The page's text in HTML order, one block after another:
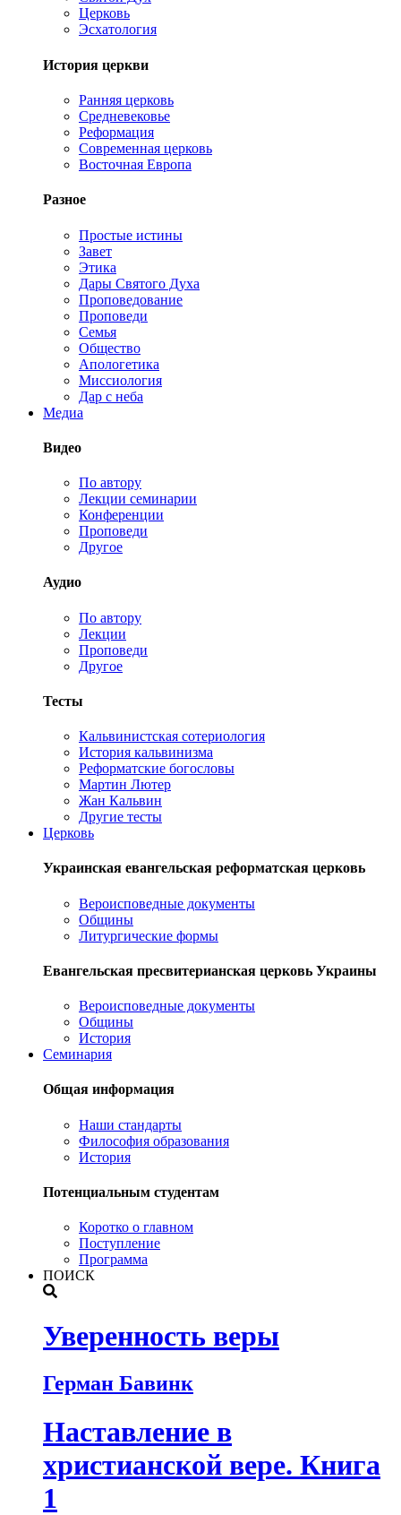
Церковь
Эсхатология
История церкви
Ранняя церковь
Средневековье
Реформация
Современная церковь
Восточная Европа
Разное
Простые истины
Завет
Этика
Дары Святого Духа
Проповедование
Проповеди
Семья
Общество
Апологетика
Миссиология
Дар с неба
Медиа
Видео
По автору
Лекции семинарии
Конференции
Проповеди
Другое
Аудио
По автору
Лекции
Проповеди
Другое
Тесты
Кальвинистская сотериология
История кальвинизма
Реформатские богословы
Мартин Лютер
Жан Кальвин
Другие тесты
Церковь
Украинская евангельская реформатская церковь
Вероисповедные документы
Общины
Литургические формы
Евангельская пресвитерианская церковь Украины
Вероисповедные документы
Общины
История
Семинария
Общая информация
Наши стандарты
Философия образования
История
Потенциальным студентам
Коротко о главном
Поступление
Программа
ПОИСК
Уверенность веры
Герман Бавинк
Наставление в
христианской вере. Книга
1